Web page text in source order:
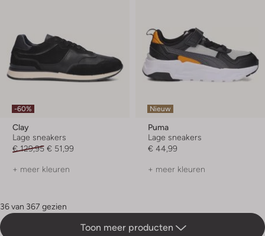
-60%
Clay
Lage sneakers
€ 129,95 € 51,99
+ meer kleuren
Nieuw
Puma
Lage sneakers
€ 44,99
+ meer kleuren
36 van 367 gezien
Toon meer producten